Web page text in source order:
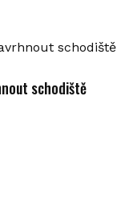
schodiště